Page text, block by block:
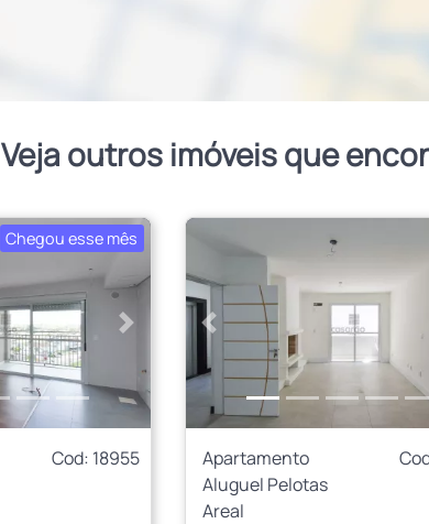
Veja outros imóveis que
Chegou esse mês
Próximo
Cod: 18955
Anterior
Apartamento
Aluguel Pelotas
Areal